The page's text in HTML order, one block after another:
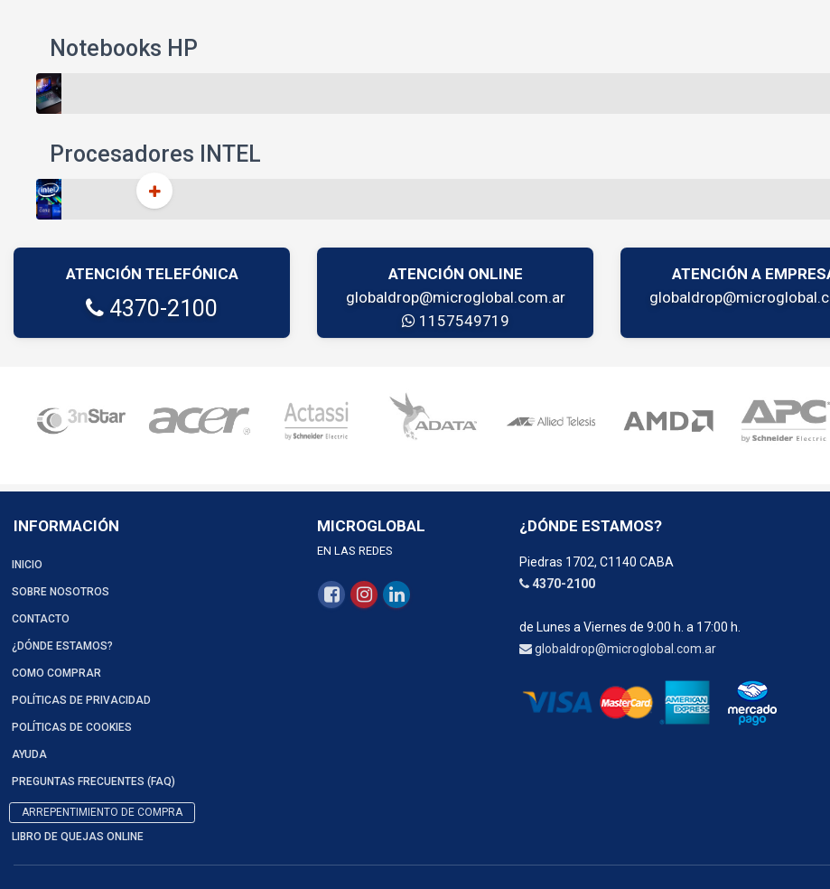
Notebooks HP
Procesadores INTEL
ATENCIÓN TELEFÓNICA
4370-2100
ATENCIÓN ONLINE
globaldrop@microglobal.com.ar
1157549719
ATENCIÓN A
INFORMACIÓN
INICIO
SOBRE NOSOTROS
CONTACTO
¿DÓNDE ESTAMOS?
COMO COMPRAR
POLÍTICAS DE PRIVACIDAD
POLÍTICAS DE COOKIES
AYUDA
PREGUNTAS FRECUENTES (FAQ)
ARREPENTIMIENTO DE COMPRA
LIBRO DE QUEJAS ONLINE
MICROGLOBAL
EN LAS REDES
¿DÓNDE ESTAMOS?
Piedras 1702, C1140 CABA
4370-2100
de Lunes a Viernes de 9:00 h. a 17:00 h.
globaldrop@microglobal.com.ar